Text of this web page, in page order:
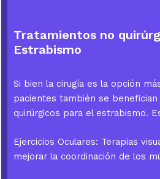
Tratamientos no
Estrabismo
Si bien la cirugía es la opción
pacientes también se
quirúrgicos para el estrabismo.
Ejercicios Oculares: Terapias
mejorar la coordinación de los